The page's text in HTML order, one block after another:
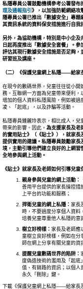
私隱專員公署鼓勵機構參考公署發布
理及通報指引 》，以加強防範網絡攻
隱專員公署已推出「數據安全」專題
其資訊系統的資料保安措施進行自我
另外，為協助機構，特別是中小企
日起再度推出「數據安全套餐」。
評估其現行數據安全措施是否足夠
研習班及講座。
（二）《保護兒童網上私隱——給家
在現今的數碼世界，兒童往往從小
務。互聯網一方面為兒童帶來便利
增加的個人資料私隱風險，例如被
凌、「起底」，以及詐騙等活動。
私隱專員鍾麗玲表示，相比成人，
帶來的影響。因此， 為支援家長及老
的實用貼士》（《貼士》），就家長
提供實用的建議。 私隱專員鼓勵家長
境，主動引導他們建立良好的上網
全地參與網上活動。
《貼士》就家長及老師如何引導兒
親身參與兒童的網上活動：
善用平台提供的家長操控措
上平台的功能和服務；
捍衛兒童的網上私隱： 家長
時，不要過度分享個人資料
培養兒童尊重他人私隱的意
樹立好榜樣： 家長及老師應
童樹立良好榜樣，例如在分
師在網上分享有關兒童的資
提醒兒童數碼世界的陷阱：
度偽造技術的濫用及「起
值、有銷路的資訊；以個人
永久「刪除」鍵。
下載《保護兒童網上私隱——給家長